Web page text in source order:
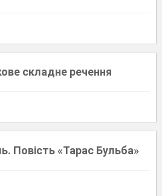
складне речення
Повість «Тарас Бульба»